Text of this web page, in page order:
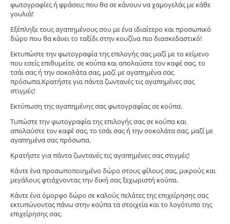
φωτογραφίες ή φράσεις που θα σε κάνουν να χαμογελάς με κάθε
γουλιά!
Εξέπληξε τους αγαπημένους σου με ένα ιδιαίτερο και προσωπικό
δώρο που θα κάνει το ταξίδι στην κουζίνα πιο διασκεδαστικό!
Εκτυπώστε την φωτογραφία της επιλογής σας μαζί με το κείμενο
που εσείς επιθυμείτε, σε κούπα και απολαύστε τον καφέ σας, το
τσάι σας ή την σοκολάτα σας, μαζί με αγαπημένα σας
πρόσωπα.Κρατήστε για πάντα ζωντανές τις αγαπημένες σας
στιγμές!
Εκτύπωση της αγαπημένης σας φωτογραφίας σε κούπα.
Tυπώστε την φωτογραφία της επιλογής σας σε κούπα και
απολαύστε τον καφέ σας, το τσάι σας ή την σοκολάτα σας, μαζί με
αγαπημένα σας πρόσωπα.
Κρατήστε για πάντα ζωντανές τις αγαπημένες σας στιγμές!
Κάντε ένα προσωποποιημένο δώρο στους φίλους σας, μικρούς και
μεγάλους φτιάχνοντας την δική σας ξεχωριστή κούπα.
Κάντε ένα όμορφο δώρο σε καλούς πελάτες της επιχείρησης σας
εκτυπώνοντας πάνω στην κούπα τα στοιχεία και το λογότυπο της
επιχείρησης σας.